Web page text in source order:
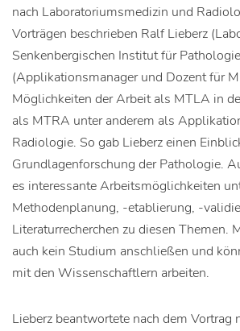
nach Laboratoriumsmedizin und
Vorträgen beschrieben Ralf Lieberz
Senkenbergischen Institut für
(Applikationsmanager und Dozent für
Möglichkeiten der Arbeit als MTLA in
als MTRA unter anderem als
Radiologie. So gab Lieberz einen
Grundlagenforschung der Pathologie.
es interessante Arbeitsmöglichkeiten
Methodenplanung, -etablierung, -
Literaturrecherchen zu diesen Themen.
auch kein Studium anschließen und
mit den Wissenschaftlern arbeiten.
Lieberz beantwortete nach dem Vortrag